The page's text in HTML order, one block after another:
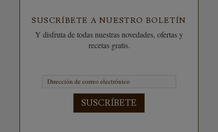
SUSCRÍBETE A NUESTRO BOLETÍN
Y disfruta de todas nuestras novedades, ofertas y
recetas gratis.
SUSCRÍBETE